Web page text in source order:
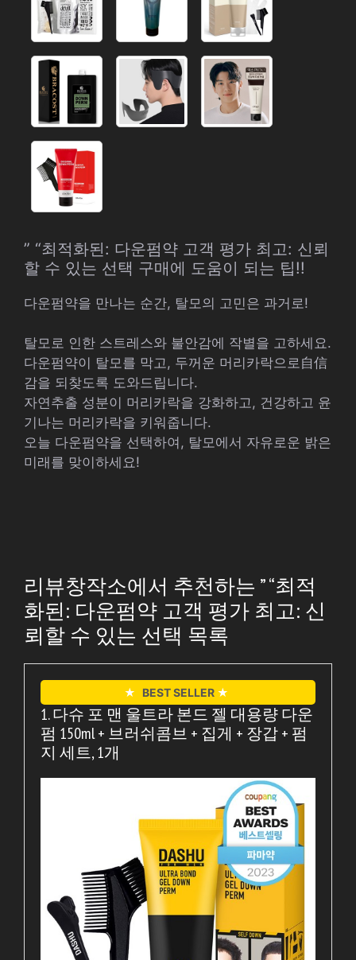
” “최적화된: 다운펌약 고객 평가 최고: 신뢰
할 수 있는 선택 구매에 도움이 되는 팁!!
다운펌약을 만나는 순간, 탈모의 고민은 과거로!
탈모로 인한 스트레스와 불안감에 작별을 고하세요.
다운펌약이 탈모를 막고, 두꺼운 머리카락으로自信
감을 되찾도록 도와드립니다.
자연추출 성분이 머리카락을 강화하고, 건강하고 윤
기나는 머리카락을 키워줍니다.
오늘 다운펌약을 선택하여, 탈모에서 자유로운 밝은
미래를 맞이하세요!
리뷰창작소에서 추천하는 ” “최적
화된: 다운펌약 고객 평가 최고: 신
뢰할 수 있는 선택 목록
★ BEST SELLER ★
1. 다슈 포 맨 울트라 본드 젤 대용량 다운
펌 150ml + 브러쉬콤브 + 집게 + 장갑 + 펌
지 세트, 1개